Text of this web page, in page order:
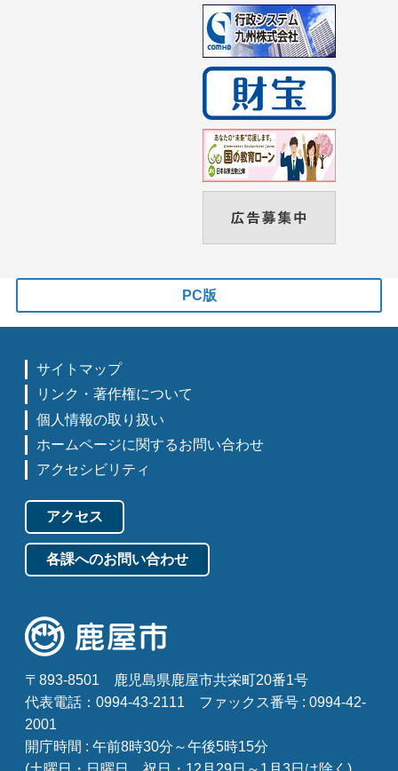
PC版
サイトマップ
リンク・著作権について
個人情報の取り扱い
ホームページに関するお問い合わせ
アクセシビリティ
アクセス
各課へのお問い合わせ
〒893-8501
鹿児島県鹿屋市共栄町20番1号
代表電話：0994-43-2111
ファックス番号 : 0994-42-
2001
開庁時間 : 午前8時30分～午後5時15分